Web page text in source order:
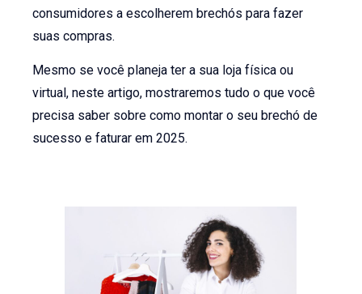
consumidores a escolherem brechós para fazer
suas compras.
Mesmo se você planeja ter a sua loja física ou
virtual, neste artigo, mostraremos tudo o que você
precisa saber sobre como montar o seu brechó de
sucesso e faturar em 2025.